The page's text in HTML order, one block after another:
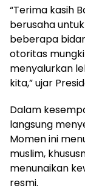
“Terima kasih
berusaha
beberapa
otoritas
menyalurkan
kita,” ujar
Dalam
langsung
Momen ini
muslim,
menunaikan
resmi.